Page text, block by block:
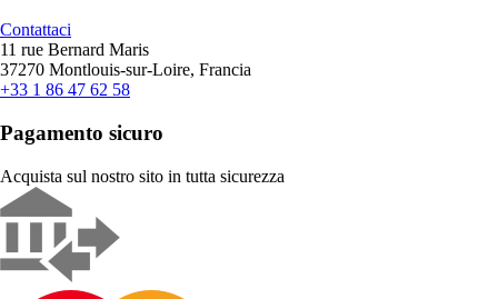
Contattaci
11 rue Bernard Maris
37270 Montlouis-sur-Loire, Francia
+33 1 86 47 62 58
Pagamento sicuro
Acquista sul nostro sito in tutta sicurezza